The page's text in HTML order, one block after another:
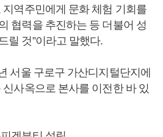
지역주민에게 문화 체험 기회를
협력을 추진하는 등 더불어 성
릴 것”이라고 말했다.
서울 구로구 가산디지털단지에
사옥으로 본사를 이전한 바 있